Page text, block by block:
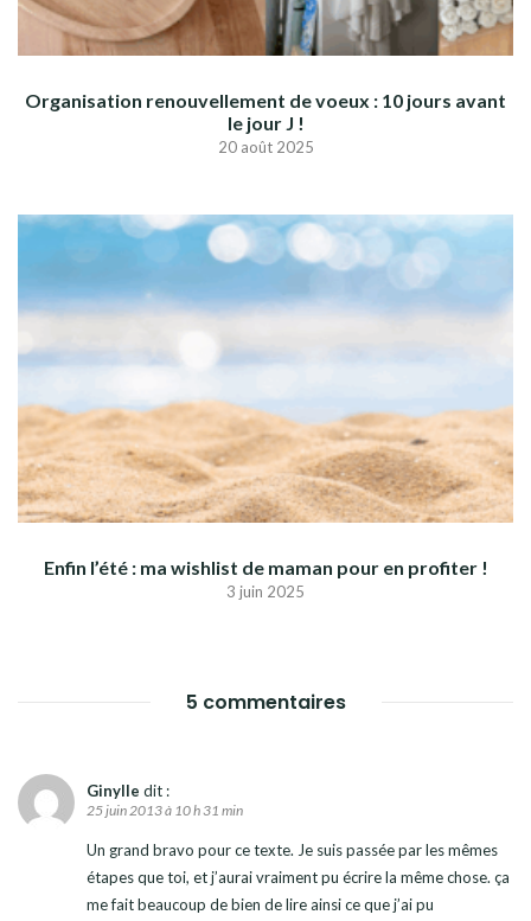
Organisation renouvellement de voeux : 10 jours avant
le jour J !
20 août 2025
Enfin l’été : ma wishlist de maman pour en profiter !
3 juin 2025
5 commentaires
Ginylle dit :
25 juin 2013 à 10 h 31 min
Un grand bravo pour ce texte. Je suis passée par les mêmes
étapes que toi, et j’aurai vraiment pu écrire la même chose. ça
me fait beaucoup de bien de lire ainsi ce que j’ai pu